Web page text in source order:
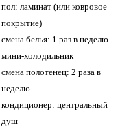
пол: ламинат (или ковровое
покрытие)
смена белья: 1 раз в неделю
мини-холодильник
смена полотенец: 2 раза в
неделю
кондиционер: центральный
душ